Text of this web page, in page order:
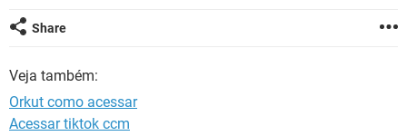
GUIA DE COMPRAS
INSTAGRAM
GUIA DE COMPRAS
Share
Veja também:
Orkut como acessar
Acessar tiktok ccm